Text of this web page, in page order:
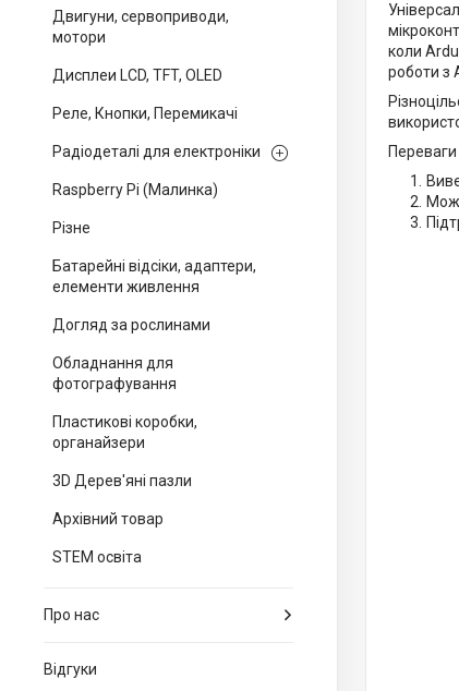
Двигуни, сервоприводи,
мотори
Дисплеи LCD, TFT, OLED
Реле, Кнопки, Перемикачі
Радіодеталі для електроніки
Raspberry Pi (Малинка)
Різне
Батарейні відсіки, адаптери,
елементи живлення
Догляд за рослинами
Обладнання для
фотографування
Пластикові коробки,
органайзери
3D Дерев'яні пазли
Архівний товар
STEM освіта
Про нас
Відгуки
коли
роботи з